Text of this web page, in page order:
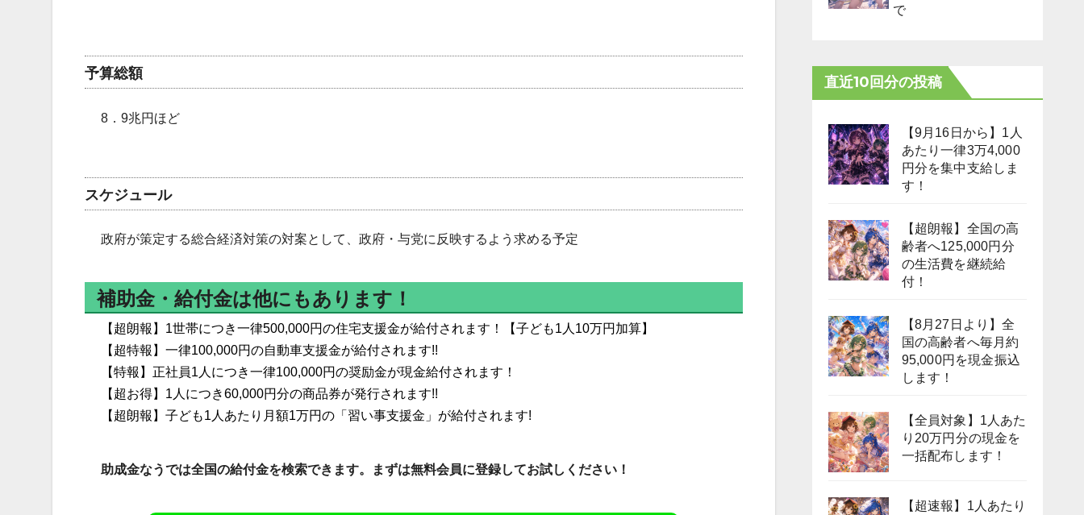
予算総額
8．9兆円ほど
スケジュール
政府が策定する総合経済対策の対案として、政府・与党に反映するよう求める予定
補助金・給付金は他にもあります！
【超朗報】1世帯につき一律500,000円の住宅支援金が給付されます！【子ども1人10万円加算】
【超特報】一律100,000円の自動車支援金が給付されます!!
【特報】正社員1人につき一律100,000円の奨励金が現金給付されます！
【超お得】1人につき60,000円分の商品券が発行されます!!
【超朗報】子ども1人あたり月額1万円の「習い事支援金」が給付されます!
助成金なうでは全国の給付金を検索できます。まずは無料会員に登録してお試しください！
で
直近10回分の投稿
【9月16日から】1人
あたり一律3万4,000
円分を集中支給しま
す！
【超朗報】全国の高
齢者へ125,000円分
の生活費を継続給
付！
【8月27日より】全
国の高齢者へ毎月約
95,000円を現金振込
します！
【全員対象】1人あた
り20万円分の現金を
一括配布します！
【超速報】1人あたり